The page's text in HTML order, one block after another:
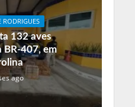
RODRIGUES
132 aves
BR-407, em
ago